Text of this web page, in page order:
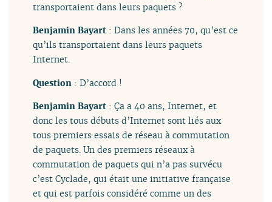
transportaient dans leurs paquets ?
Benjamin Bayart : Dans les années 70, qu’est ce
qu’ils transportaient dans leurs paquets
Internet.
Question : D’accord !
Benjamin Bayart : Ça a 40 ans, Internet, et
donc les tous débuts d’Internet sont liés aux
tous premiers essais de réseau à commutation
de paquets. Un des premiers réseaux à
commutation de paquets qui n’a pas survécu
c’est Cyclade, qui était une initiative française
et qui est parfois considéré comme un des